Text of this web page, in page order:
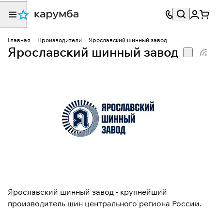
Главная Производители Ярославский шинный завод
Ярославский шинный завод
Ярославский шинный завод - крупнейший
производитель шин центрального региона России.